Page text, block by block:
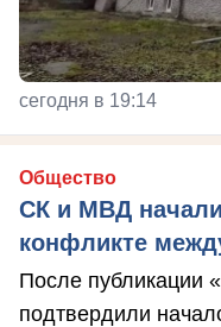
сегодня в 19:14
Общество
СК и МВД
конфликте
После публикации
подтвердили